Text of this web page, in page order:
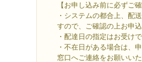
【お申し込み前に必ずご
・システムの都合上、配
すので、ご確認の上お申込
・配達日の指定はお受けで
・不在日がある場合は、
窓口へご連絡をお願いいた